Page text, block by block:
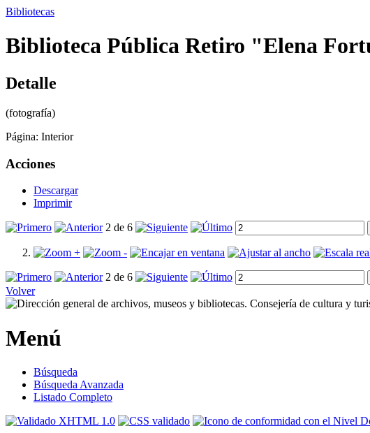
Bibliotecas
Biblioteca Pública Retiro "Elena
Detalle
(fotografía)
Página: Interior
Acciones
Descargar
Imprimir
2 de 6
2 de 6
Volver
Menú
Búsqueda
Búsqueda Avanzada
Listado Completo